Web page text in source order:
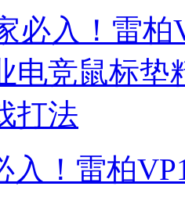
入！雷柏